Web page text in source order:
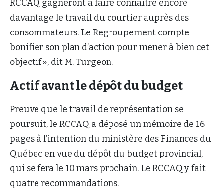
RCCAQ gagneront à faire connaitre encore
davantage le travail du courtier auprès des
consommateurs. Le Regroupement compte
bonifier son plan d’action pour mener à bien cet
objectif », dit M. Turgeon.
Actif avant le dépôt du budget
Preuve que le travail de représentation se
poursuit, le RCCAQ a déposé un mémoire de 16
pages à l’intention du ministère des Finances du
Québec en vue du dépôt du budget provincial,
qui se fera le 10 mars prochain. Le RCCAQ y fait
quatre recommandations.